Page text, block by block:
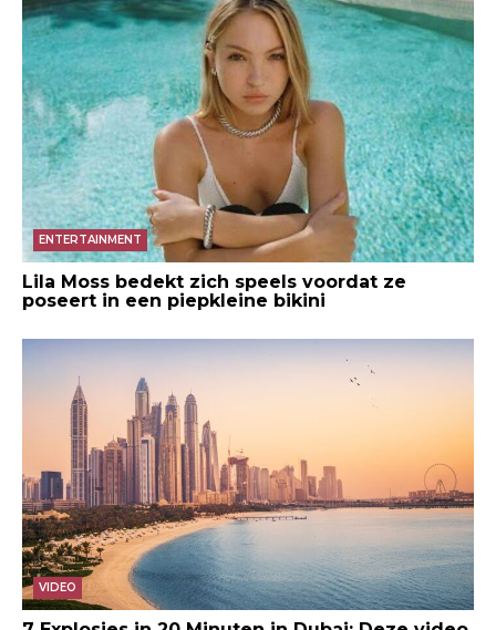
ENTERTAINMENT
Lila Moss bedekt zich speels voordat ze
poseert in een piepkleine bikini
VIDEO